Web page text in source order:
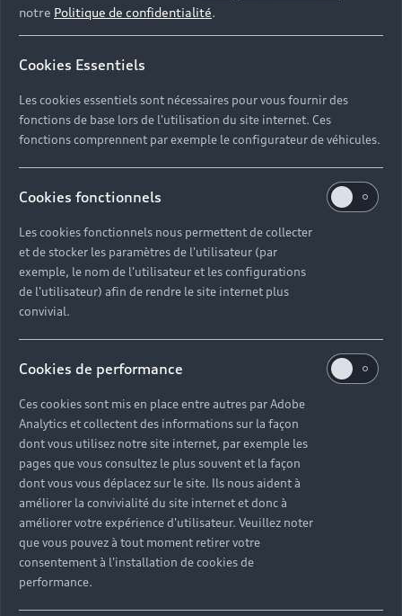
questions
Découvrez les réponses à vos diverses questions
immédiatement disponibles avec Audi.
Découvrez toutes les catégories d’Audi d’occasion
Découvrez les déclinaisons sportives S et RS
Trouvez votre Partenaire Audi près de chez vous
Trouvez votre Audi d’occasion par modèle et par
ville
notre Politique de confidentialité.
Cookies Essentiels
Les cookies essentiels sont nécessaires pour vous fournir des
fonctions de base lors de l'utilisation du site internet. Ces
fonctions comprennent par exemple le configurateur de véhicules.
Cookies fonctionnels
Les cookies fonctionnels nous permettent de collecter
et de stocker les paramètres de l'utilisateur (par
exemple, le nom de l'utilisateur et les configurations
de l'utilisateur) afin de rendre le site internet plus
convivial.
Cookies de performance
Ces cookies sont mis en place entre autres par Adobe
Analytics et collectent des informations sur la façon
dont vous utilisez notre site internet, par exemple les
pages que vous consultez le plus souvent et la façon
dont vous vous déplacez sur le site. Ils nous aident à
améliorer la convivialité du site internet et donc à
améliorer votre expérience d'utilisateur. Veuillez noter
que vous pouvez à tout moment retirer votre
consentement à l'installation de cookies de
performance.